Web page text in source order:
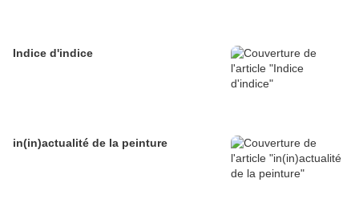
Indice d'indice
in(in)actualité de la peinture